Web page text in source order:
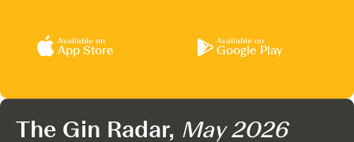
Available on
App Store
Available on
Google Play
The Gin Radar, May 2026